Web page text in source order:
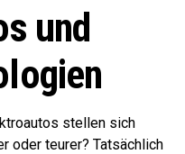
und
stellen sich
oder teurer? Tatsächlich